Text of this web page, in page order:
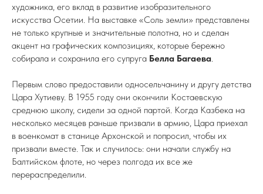
художника, его вклад в развитие изобразительного
искусства Осетии. На выставке «Соль земли» представлены
не только крупные и значительные полотна, но и сделан
акцент на графических композициях, которые бережно
собирала и сохранила его супруга Белла Багаева.
Первым слово предоставили односельчанину и другу детства
Цара Хутиеву. В 1955 году они окончили Костаевскую
среднюю школу, сидели за одной партой. Когда Казбека на
несколько месяцев раньше призвали в армию, Цара приехал
в военкомат в станице Архонской и попросил, чтобы их
призвали вместе. Так и случилось: они начали службу на
Балтийском флоте, но через полгода их все же
перераспределили.